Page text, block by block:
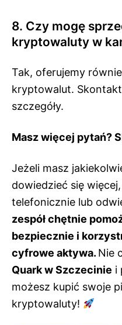
8. Czy mogę
kryptowaluty w
Tak, oferujemy
kryptowalut.
szczegóły.
Masz więcej pytań?
Jeżeli masz
dowiedzieć się
telefonicznie lub
zespół chętnie
bezpiecznie i
cyfrowe aktywa. Nie
Quark w Szczecinie i
możesz kupić swoje
kryptowaluty!